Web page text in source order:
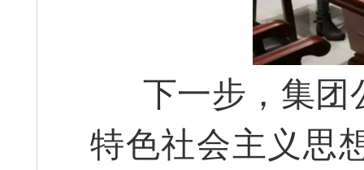
下一步，集团
特色社会主义思